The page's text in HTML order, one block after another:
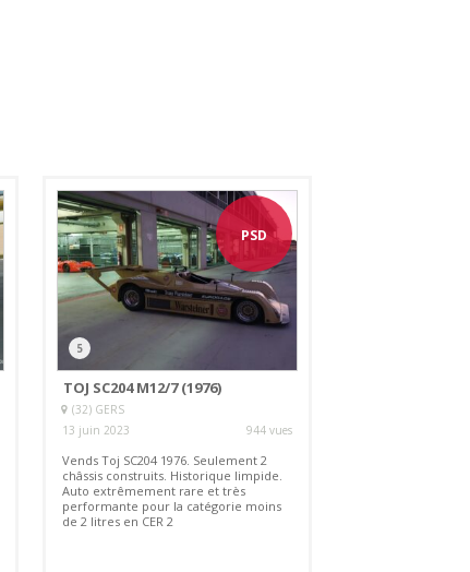
PSD
5
TOJ SC204 M12/7 (1976)
(32) GERS
13 juin 2023
944 vues
Vends Toj SC204 1976. Seulement 2
châssis construits. Historique limpide.
Auto extrêmement rare et très
performante pour la catégorie moins
de 2 litres en CER 2